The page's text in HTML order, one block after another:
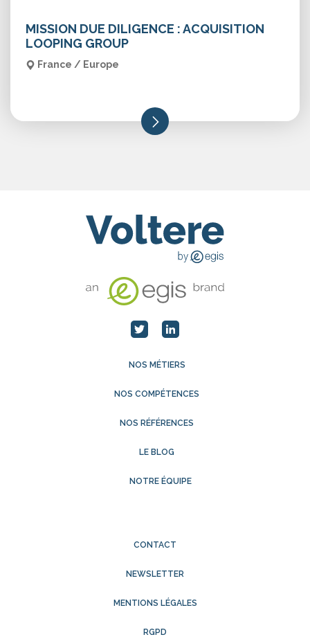
MISSION DUE DILIGENCE : ACQUISITION
LOOPING GROUP
France / Europe
NOS MÉTIERS
NOS COMPÉTENCES
NOS RÉFÉRENCES
LE BLOG
NOTRE ÉQUIPE
CONTACT
NEWSLETTER
MENTIONS LÉGALES
RGPD